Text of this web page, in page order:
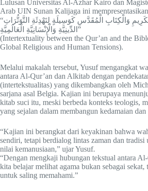
Lulusan Universitas Al-Azhar Kairo dan
Arab UIN Sunan Kalijaga ini
“اَلتَّنَاصُّ بَيْنَ الْقُرْآنِ الْكَرِيمِ وَالْكِتَابِ الْمُقَدَّسِ كَوَسِيلَةٍ لِتَهْدِئَةِ التَّوَتُّرَاتِ
الدِّينِيَّةِ وَالْإِنْسَانِيَّةِ الْعَالَمِيَّةِ”
(Intertextuality between the Qur’an and the
Global Religious and Human Tensions).
Melalui makalah tersebut, Yusuf mengangkat
antara Al-Qur’an dan Alkitab dengan
(intertekstualitas) yang dikembangkan oleh
sarjana asal Belgia. Kajian ini berupaya
kitab suci itu, meski berbeda konteks teologis,
yang sejalan dalam membangun kedamaian
“Kajian ini berangkat dari keyakinan bahwa
sendiri, tetapi berdialog lintas zaman dan tradisi
nilai kemanusiaan,” ujar Yusuf.
“Dengan mengkaji hubungan tekstual antara
kita belajar melihat agama bukan sebagai sekat,
untuk saling memahami.”